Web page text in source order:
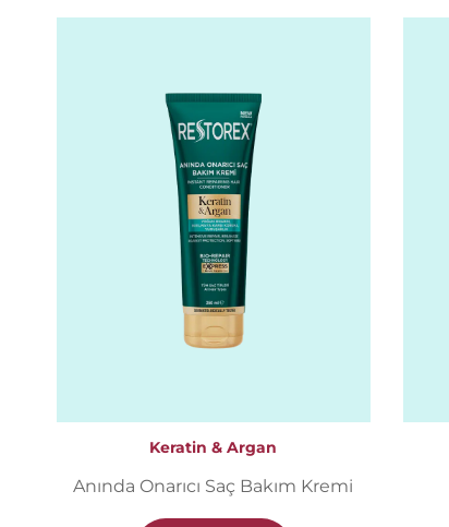
Keratin & Argan
Anında Onarıcı Saç Bakım Kremi